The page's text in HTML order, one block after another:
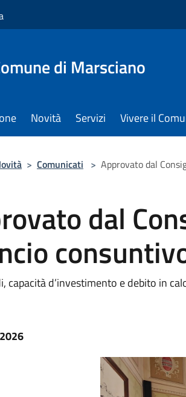
di Marsciano
Novità Servizi Vivere il
> Comunicati > Approvato dal
dal
capacità d’investimento e debito in